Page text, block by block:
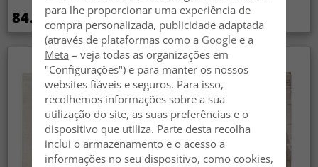
84.99 € 84.99 €
para lhe proporcionar uma experiência de
compra personalizada, publicidade adaptada
(através de plataformas como a Googlee a
Meta – veja todas as organizações em
"Configurações") e para manter os nossos
websites fiáveis e seguros. Para isso,
recolhemos informações sobre a sua
utilização do site, as suas preferências e o
dispositivo que utiliza. Parte desta recolha
inclui o armazenamento e o acesso a
informações no seu dispositivo, como cookies,